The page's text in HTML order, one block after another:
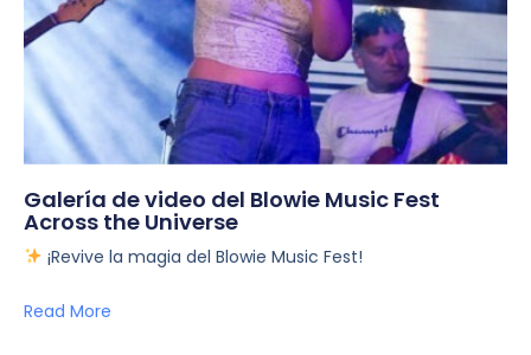
Galería de video del Blowie Music Fest
Across the Universe
¡Revive la magia del Blowie Music Fest!
Read More